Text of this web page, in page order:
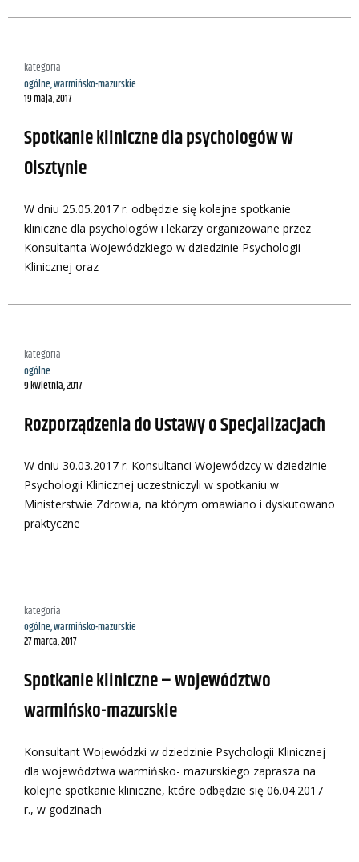
kategoria
ogólne,warmińsko-mazurskie
19 maja, 2017
Spotkanie kliniczne dla psychologów w
Olsztynie
W dniu 25.05.2017 r. odbędzie się kolejne spotkanie
kliniczne dla psychologów i lekarzy organizowane przez
Konsultanta Wojewódzkiego w dziedzinie Psychologii
Klinicznej oraz
kategoria
ogólne
9 kwietnia, 2017
Rozporządzenia do Ustawy o Specjalizacjach
W dniu 30.03.2017 r. Konsultanci Wojewódzcy w dziedzinie
Psychologii Klinicznej uczestniczyli w spotkaniu w
Ministerstwie Zdrowia, na którym omawiano i dyskutowano
praktyczne
kategoria
ogólne,warmińsko-mazurskie
27 marca, 2017
Spotkanie kliniczne – województwo
warmińsko-mazurskie
Konsultant Wojewódzki w dziedzinie Psychologii Klinicznej
dla województwa warmińsko- mazurskiego zaprasza na
kolejne spotkanie kliniczne, które odbędzie się 06.04.2017
r., w godzinach